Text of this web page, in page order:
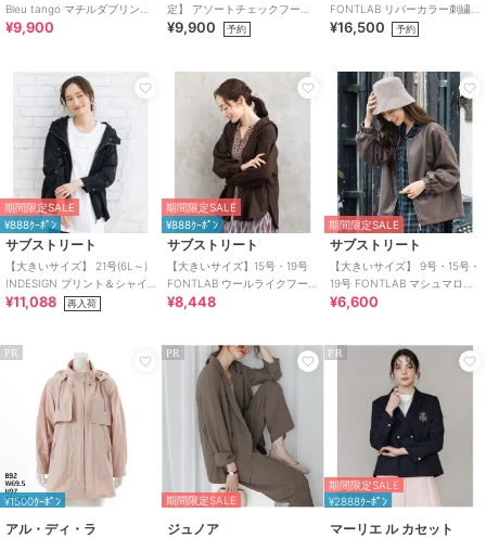
Bleu tango マチルダプリント
裏毛ジップフーディ
¥9,900
定】 アソートチェックフーデ
ィシアーブルゾン
¥9,900 予約
FONTLAB リバーカラー刺繍
チュニック
¥16,500 予約
期間限定SALE
¥888ｸｰﾎﾟﾝ
サブストリート
【大きいサイズ】 21号(6L～)
INDESIGN プリント＆シャイ
ニードットブルゾン
¥11,088 再入荷
期間限定SALE
¥888ｸｰﾎﾟﾝ
サブストリート
【大きいサイズ】15号・19号
FONTLAB ウールライクフー
ディーブラウスブルゾン
¥8,448
期間限定SALE
サブストリート
【大きいサイズ】 9号・15号・
19号 FONTLAB マシュマロレ
ザーライクブルゾン
¥6,600
PR
¥1500ｸｰﾎﾟﾝ
アル・ディ・ラ
PR
期間限定SALE
ジュノア
PR
期間限定SALE
¥2888ｸｰﾎﾟﾝ
マーリエ ル カセット